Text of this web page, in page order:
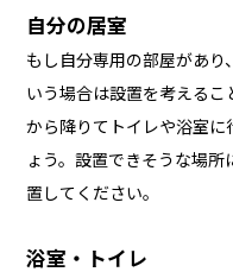
自分の居室
もし自分専用の部屋があり
いう場合は設置を考える
から降りてトイレや浴室に
ょう。設置できそうな場
置してください。
浴室・トイレ